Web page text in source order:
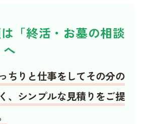
「終活・お墓の相談
ちりと仕事をしてその分の
、シンプルな見積りをご提